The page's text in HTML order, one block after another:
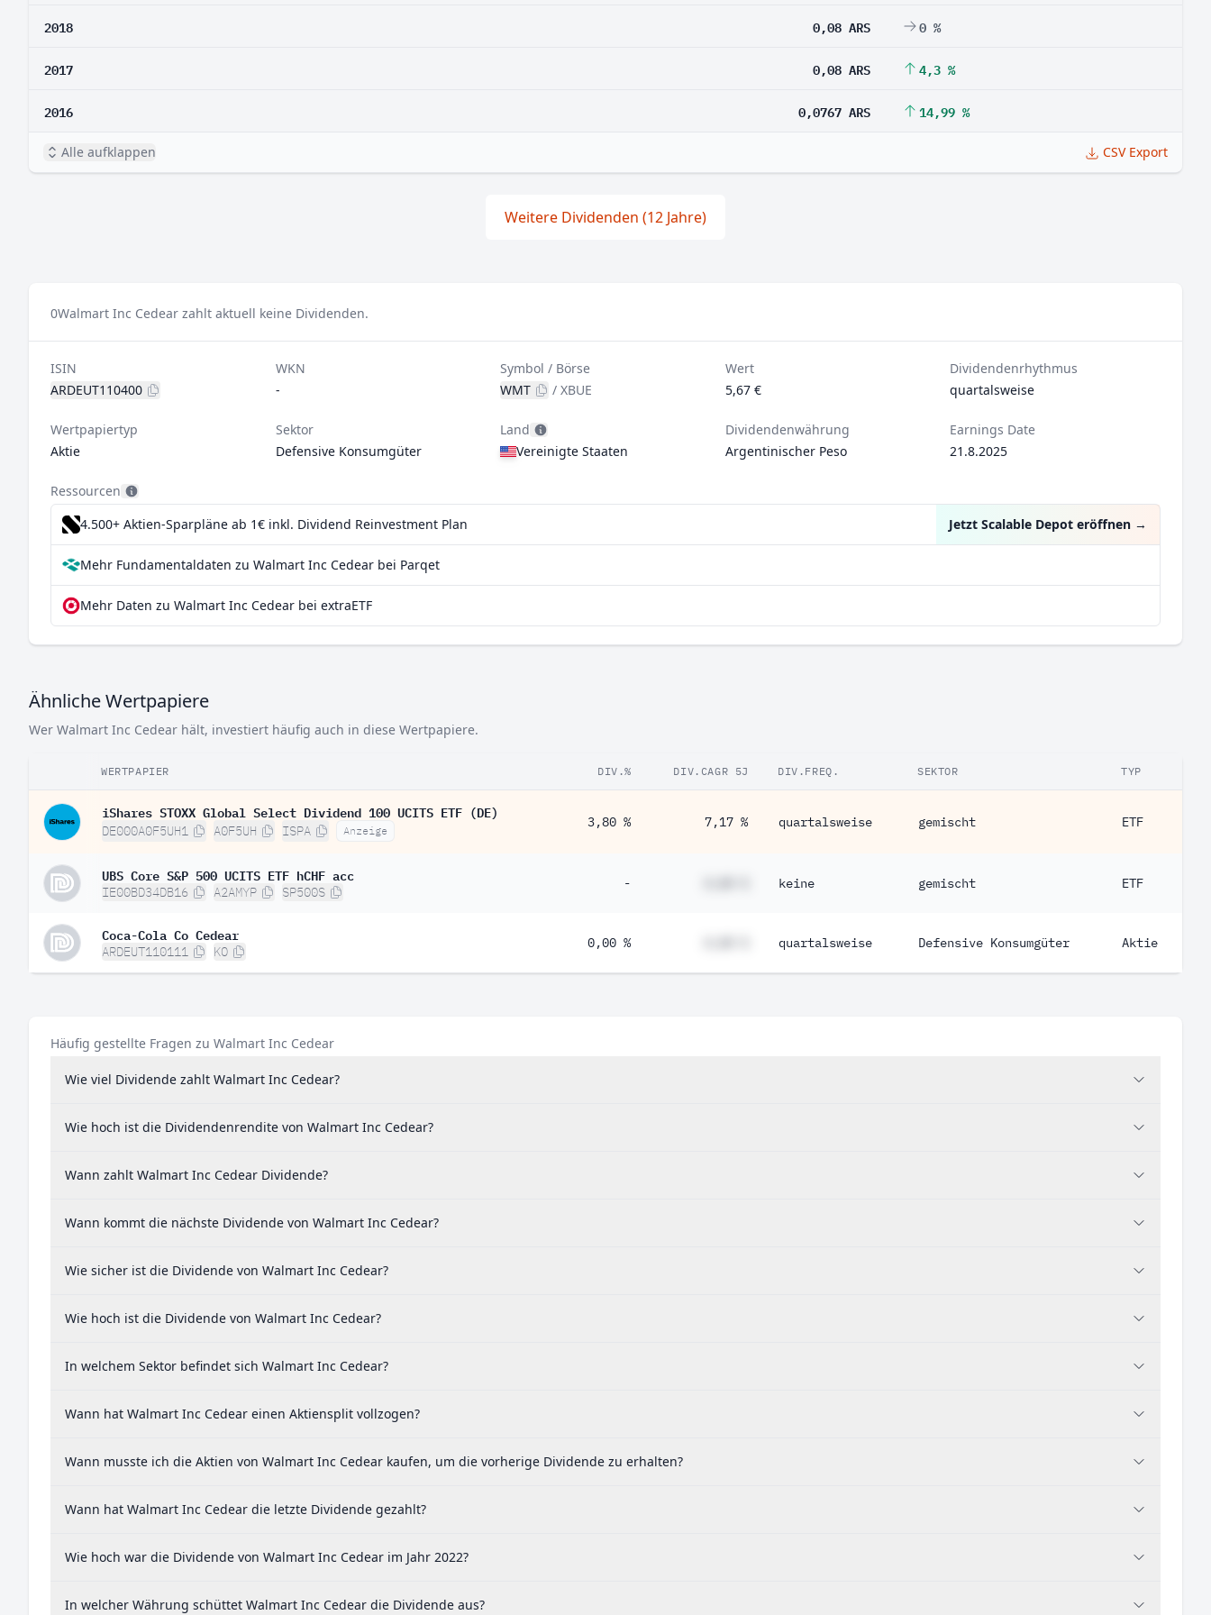
2018 0,08 ARS 0 %
2017 0,08 ARS 4,3 %
2016 0,0767 ARS 14,99 %
Alle aufklappen CSV Export
Weitere Dividenden (12 Jahre)
0Walmart Inc Cedear zahlt aktuell keine Dividenden.
ISIN
ARDEUT110400
WKN
-
Symbol / Börse
WMT
/XBUE
Wert
5,67 €
Dividendenrhythmus
quartalsweise
Wertpapiertyp
Aktie
Sektor
Defensive Konsumgüter
Land
Vereinigte Staaten
Dividendenwährung
Argentinischer Peso
Earnings Date
21.8.2025
Ressourcen
4.500+ Aktien-Sparpläne ab 1€ inkl. Dividend Reinvestment Plan Jetzt Scalable Depot eröffnen →
Mehr Fundamentaldaten zu Walmart Inc Cedear bei Parqet
Mehr Daten zu Walmart Inc Cedear bei extraETF
Ähnliche Wertpapiere
Wer Walmart Inc Cedear hält, investiert häufig auch in diese Wertpapiere.
WERTPAPIER DIV.% DIV.CAGR 5J DIV.FREQ. SEKTOR TYP
iShares STOXX Global Select Dividend 100 UCITS ETF (DE)
DE000A0F5UH1 A0F5UH ISPA Anzeige
3,80 % 7,17 % quartalsweise gemischt ETF
UBS Core S&P 500 UCITS ETF hCHF acc
IE00BD34DB16 A2AMYP SP500S
- keine gemischt ETF
Coca-Cola Co Cedear
ARDEUT110111 KO
0,00 % quartalsweise Defensive Konsumgüter Aktie
Häufig gestellte Fragen zu Walmart Inc Cedear
Wie viel Dividende zahlt Walmart Inc Cedear?
Wie hoch ist die Dividendenrendite von Walmart Inc Cedear?
Wann zahlt Walmart Inc Cedear Dividende?
Wann kommt die nächste Dividende von Walmart Inc Cedear?
Wie sicher ist die Dividende von Walmart Inc Cedear?
Wie hoch ist die Dividende von Walmart Inc Cedear?
In welchem Sektor befindet sich Walmart Inc Cedear?
Wann hat Walmart Inc Cedear einen Aktiensplit vollzogen?
Wann musste ich die Aktien von Walmart Inc Cedear kaufen, um die vorherige Dividende zu erhalten?
Wann hat Walmart Inc Cedear die letzte Dividende gezahlt?
Wie hoch war die Dividende von Walmart Inc Cedear im Jahr 2022?
In welcher Währung schüttet Walmart Inc Cedear die Dividende aus?